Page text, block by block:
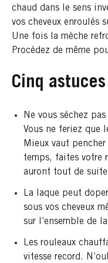
chaud dans le sens
vos cheveux enroulés
Une fois la mèche
Procédez de même
Cinq astuces
Ne vous séchez
Vous ne feriez que
Mieux vaut
temps, faites votre
auront tout de
La laque peut
sous vos cheveux
sur l’ensemble de
Les rouleaux
vitesse record.